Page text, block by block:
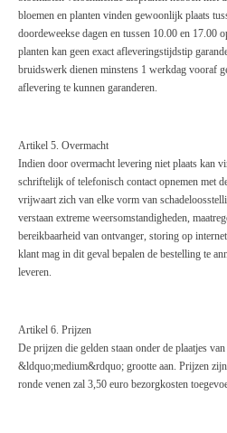
bloemen en planten vinden gewoonlijk plaats
doordeweekse dagen en tussen 10.00 en 17.00
planten kan geen exact afleveringstijdstip
bruidswerk dienen minstens 1 werkdag vooraf
aflevering te kunnen garanderen.
Artikel 5. Overmacht
Indien door overmacht levering niet plaats kan
schriftelijk of telefonisch contact opnemen met
vrijwaart zich van elke vorm van
verstaan extreme weersomstandigheden,
bereikbaarheid van ontvanger, storing op
klant mag in dit geval bepalen de bestelling te
leveren.
Artikel 6. Prijzen
De prijzen die gelden staan onder de plaatjes
&ldquo;medium&rdquo; grootte aan. Prijzen
ronde venen zal 3,50 euro bezorgkosten